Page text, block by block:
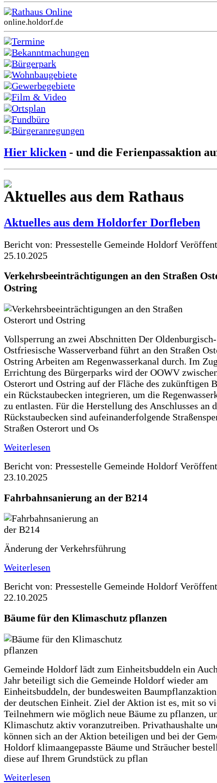
Rathaus Online
online.holdorf.de
Termine
Bekanntmachungen
Bürgerpark
Wohnbaugebiete
Gewerbegebiete
Film & Video
Ortsplan
Fundbüro
Bürgeranregungen
Hier klicken - und die Ferienpassaktion
Aktuelles aus dem Rathaus
Aktuelles aus dem Holdorfer Dorfleben
Bericht von: Pressestelle Gemeinde Holdorf
25.10.2025
Verkehrsbeeinträchtigungen an den Straßen
Ostring
Vollsperrung an zwei Abschnitten Der Oldenburgisch-
Ostfriesische Wasserverband führt an den Straßen
Ostring Arbeiten am Regenwasserkanal durch. Im
Errichtung des Bürgerparks wird der OOWV
Osterort und Ostring auf der Fläche des zukünftigen
ein Rückstaubecken integrieren, um die
zu entlasten. Für die Herstellung des Anschlusses an
Rückstaubecken sind aufeinanderfolgende
Straßen Osterort und Os
Weiterlesen
Bericht von: Pressestelle Gemeinde Holdorf
23.10.2025
Fahrbahnsanierung an der B214
Änderung der Verkehrsführung
Weiterlesen
Bericht von: Pressestelle Gemeinde Holdorf
22.10.2025
Bäume für den Klimaschutz pflanzen
Gemeinde Holdorf lädt zum Einheitsbuddeln ein
Jahr beteiligt sich die Gemeinde Holdorf wieder am
Einheitsbuddeln, der bundesweiten
der deutschen Einheit. Ziel der Aktion ist es, mit so
Teilnehmern wie möglich neue Bäume zu pflanzen,
Klimaschutz aktiv voranzutreiben. Privathaushalte
können sich an der Aktion beteiligen und bei der
Holdorf klimaangepasste Bäume und Sträucher
diese auf Ihrem Grundstück zu pflan
Weiterlesen